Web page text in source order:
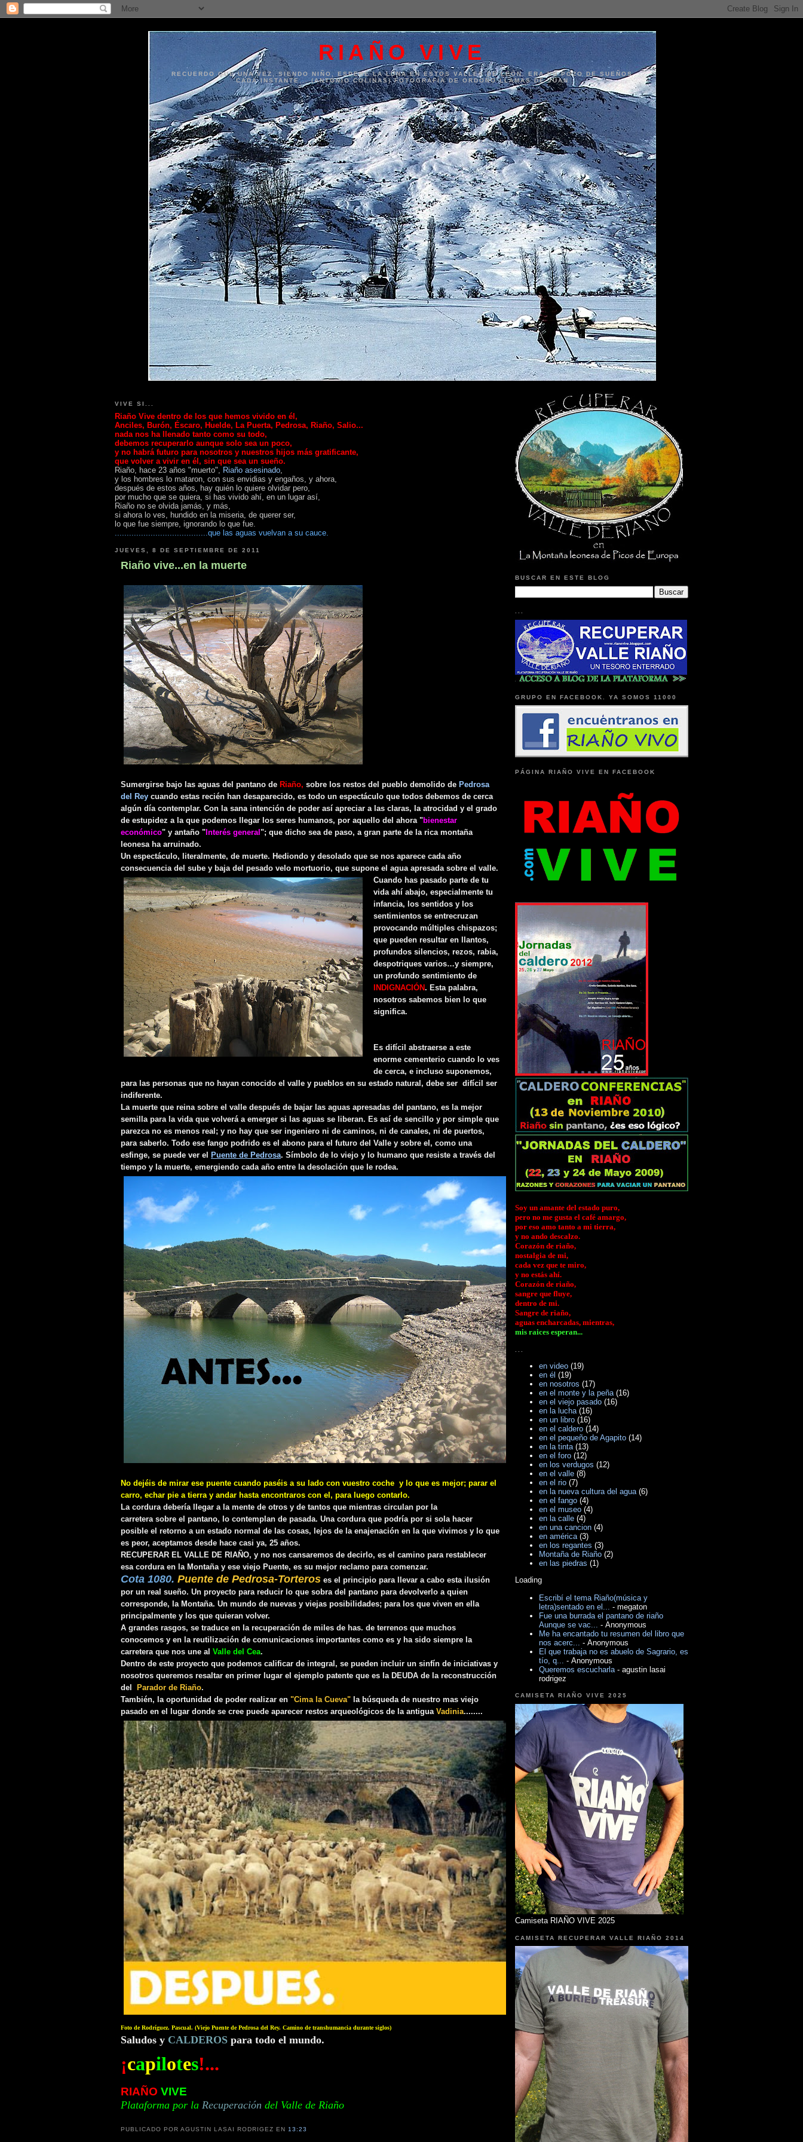
RIAÑO VIVE
RECUERDO QUE UNA VEZ, SIENDO NIÑO, ESPERÉ LA LUNA EN ESTOS VALLES DE LEÓN. ERA UN POZO DE SUEÑOS
CADA INSTANTE... (ANTONIO COLINAS) FOTOGRAFÍA DE ORDOÑO LLAMAS DE JUAN
VIVE SI...
Riaño Vive dentro de los que hemos vivido en él,
Anciles, Burón, Éscaro, Huelde, La Puerta, Pedrosa, Riaño, Salio...
nada nos ha llenado tanto como su todo,
debemos recuperarlo aunque solo sea un poco,
y no habrá futuro para nosotros y nuestros hijos más gratificante,
que volver a vivir en él, sin que sea un sueño.
Riaño, hace 23 años "muerto", Riaño asesinado,
y los hombres lo mataron, con sus envidias y engaños, y ahora,
después de estos años, hay quién lo quiere olvidar pero,
por mucho que se quiera, si has vivido ahí, en un lugar así,
Riaño no se olvida jamás, y más,
si ahora lo ves, hundido en la miseria, de querer ser,
lo que fue siempre, ignorando lo que fue.
.......................................que las aguas vuelvan a su cauce.
JUEVES, 8 DE SEPTIEMBRE DE 2011
Riaño vive...en la muerte
Sumergirse bajo las aguas del pantano de Riaño, sobre los restos del pueblo demolido de Pedrosa
del Rey cuando estas recién han desaparecido, es todo un espectáculo que todos debemos de cerca
algún día contemplar. Con la sana intención de poder así apreciar a las claras, la atrocidad y el grado
de estupidez a la que podemos llegar los seres humanos, por aquello del ahora "bienestar
económico" y antaño " Interés general "; que dicho sea de paso, a gran parte de la rica montaña
leonesa ha arruinado.
Un espectáculo, literalmente, de muerte. Hediondo y desolado que se nos aparece cada año
consecuencia del sube y baja del pesado velo mortuorio, que supone el agua apresada sobre el valle.
Cuando has pasado parte de tu
vida ahí abajo, especialmente tu
infancia, los sentidos y los
sentimientos se entrecruzan
provocando múltiples chispazos;
que pueden resultar en llantos,
profundos silencios, rezos, rabia,
despotriques varios…y siempre,
un profundo sentimiento de
INDIGNACIÓN. Esta palabra,
nosotros sabemos bien lo que
significa.
Es difícil abstraerse a este
enorme cementerio cuando lo ves
de cerca, e incluso suponemos,
para las personas que no hayan conocido el valle y pueblos en su estado natural, debe ser difícil ser
indiferente.
La muerte que reina sobre el valle después de bajar las aguas apresadas del pantano, es la mejor
semilla para la vida que volverá a emerger si las aguas se liberan. Es así de sencillo y por simple que
parezca no es menos real; y no hay que ser ingeniero ni de caminos, ni de canales, ni de puertos,
para saberlo. Todo ese fango podrido es el abono para el futuro del Valle y sobre el, como una
esfinge, se puede ver el
Puente de Pedrosa. Símbolo de lo viejo y lo humano que resiste a través del
tiempo y la muerte, emergiendo cada año entre la desolación que le rodea.
No dejéis de mirar ese puente cuando paséis a su lado con vuestro coche y lo que es mejor; parar el
carro, echar pie a tierra y andar hasta encontraros con el, para luego contarlo.
La cordura debería llegar a la mente de otros y de tantos que mientras circulan por la
carretera sobre el pantano, lo contemplan de pasada. Una cordura que podría por si sola hacer
posible el retorno a un estado normal de las cosas, lejos de la enajenación en la que vivimos y lo que
es peor, aceptamos desde hace casi ya, 25 años.
RECUPERAR EL VALLE DE RIAÑO, y no nos cansaremos de decirlo, es el camino para restablecer
esa cordura en la Montaña y ese viejo Puente, es su mejor reclamo para comenzar.
Cota 1080. Puente de Pedrosa-Torteros es el principio para llevar a cabo esta ilusión
por un real sueño. Un proyecto para reducir lo que sobra del pantano para devolverlo a quien
corresponde, la Montaña. Un mundo de nuevas y viejas posibilidades; para los que viven en ella
principalmente y los que quieran volver.
A grandes rasgos, se traduce en la recuperación de miles de has. de terrenos que muchos
conocemos y en la reutilización de comunicaciones importantes como es y ha sido siempre la
carretera que nos une al Valle del Cea.
Dentro de este proyecto que podemos calificar de integral, se pueden incluir un sinfín de iniciativas y
nosotros queremos resaltar en primer lugar el ejemplo patente que es la DEUDA de la reconstrucción
del
Parador de Riaño.
También, la oportunidad de poder realizar en "Cima la Cueva" la búsqueda de nuestro mas viejo
pasado en el lugar donde se cree puede aparecer restos arqueológicos de la antigua Vadinia........
Foto de Rodríguez. Pascual. (Viejo Puente de Pedrosa del Rey. Camino de transhumancia durante siglos)
Saludos y CALDEROS para todo el mundo.
¡capilotes!...
RIAÑO VIVE
Plataforma por la Recuperación del Valle de Riaño
PUBLICADO POR AGUSTIN LASAI RODRIGEZ EN 13:23
BUSCAR EN ESTE BLOG
...
GRUPO EN FACEBOOK. YA SOMOS 11000
PÁGINA RIAÑO VIVE EN FACEBOOK
Soy un amante del estado puro,
pero no me gusta el café amargo,
por eso amo tanto a mi tierra,
y no ando descalzo.
Corazón de riaño,
nostalgia de mi,
cada vez que te miro,
y no estás ahí.
Corazón de riaño,
sangre que fluye,
dentro de mi.
Sangre de riaño,
aguas encharcadas, mientras,
mis raices esperan...
...
en video (19)
en él (19)
en nosotros (17)
en el monte y la peña (16)
en el viejo pasado (16)
en la lucha (16)
en un libro (16)
en el caldero (14)
en el pequeño de Agapito (14)
en la tinta (13)
en el foro (12)
en los verdugos (12)
en el valle (8)
en el rio (7)
en la nueva cultura del agua (6)
en el fango (4)
en el museo (4)
en la calle (4)
en una cancion (4)
en américa (3)
en los regantes (3)
Montaña de Riaño (2)
en las piedras (1)
Loading
Escribí el tema Riaño(música y
letra)sentado en el...
- megaton
Fue una burrada el pantano de riaño
Aunque se vac...
- Anonymous
Me ha encantado tu resumen del libro que
nos acerc...
- Anonymous
El que trabaja no es abuelo de Sagrario, es
tío, q...
- Anonymous
Queremos escucharla - agustin lasai
rodrigez
CAMISETA RIAÑO VIVE 2025
Camiseta RIAÑO VIVE 2025
CAMISETA RECUPERAR VALLE RIAÑO 2014